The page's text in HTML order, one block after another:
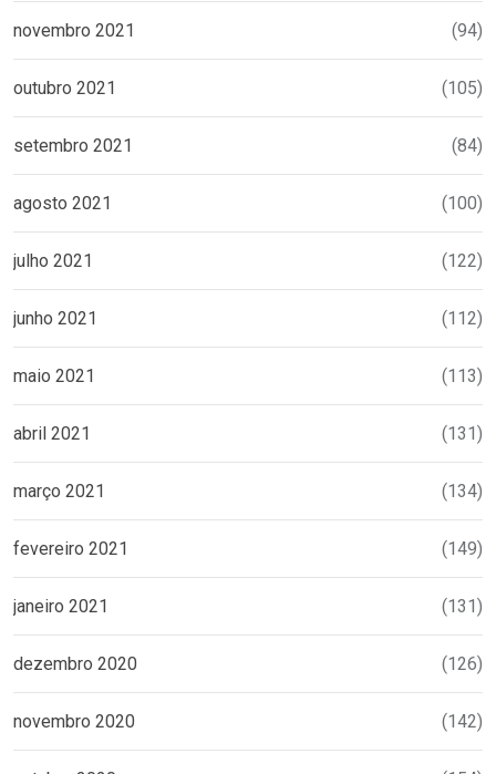
novembro 2021 (94)
outubro 2021 (105)
setembro 2021 (84)
agosto 2021 (100)
julho 2021 (122)
junho 2021 (112)
maio 2021 (113)
abril 2021 (131)
março 2021 (134)
fevereiro 2021 (149)
janeiro 2021 (131)
dezembro 2020 (126)
novembro 2020 (142)